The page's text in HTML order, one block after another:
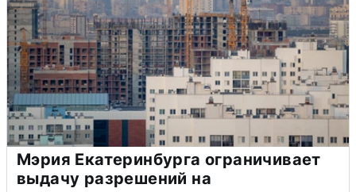
Мэрия Екатеринбурга ограничивает
выдачу разрешений на